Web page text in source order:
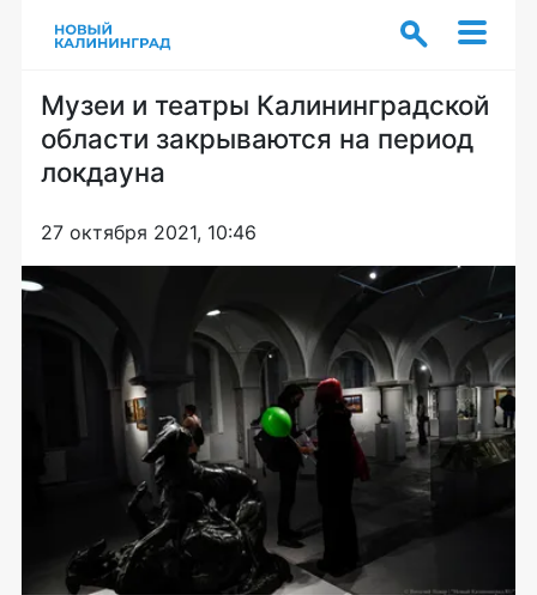
Музеи и театры Калининградской
области закрываются на период
локдауна
27 октября 2021, 10:46